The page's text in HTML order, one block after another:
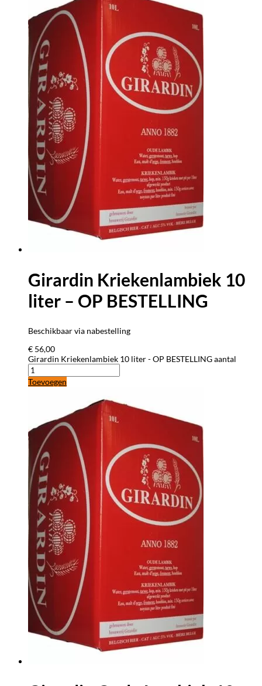
Girardin Kriekenlambiek 10
liter – OP BESTELLING
Beschikbaar via nabestelling
€ 56,00
Girardin Kriekenlambiek 10 liter - OP BESTELLING aantal
Toevoegen